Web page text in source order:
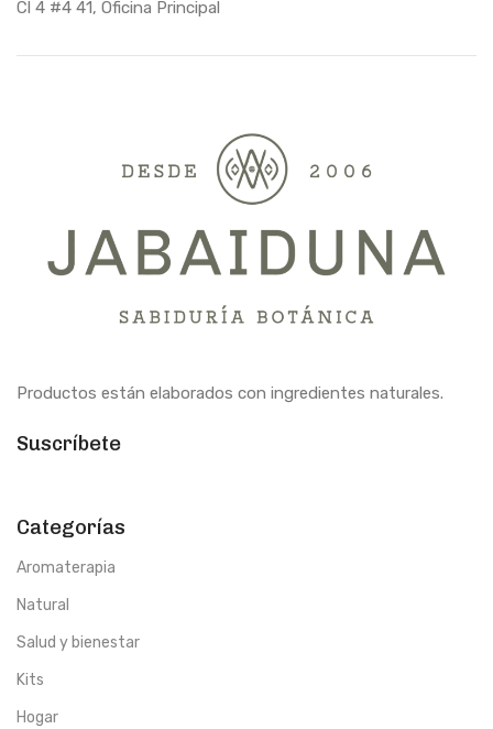
Cl 4 #4 41, Oficina Principal
Productos están elaborados con ingredientes naturales.
Suscríbete
Categorías
Aromaterapia
Natural
Salud y bienestar
Kits
Hogar